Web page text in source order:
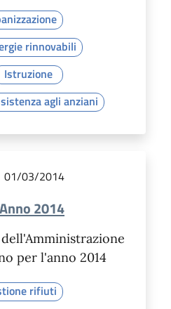
rinnovabili
Istruzione
agli anziani
01/03/2014
2014
per l'anno 2014
rifiuti